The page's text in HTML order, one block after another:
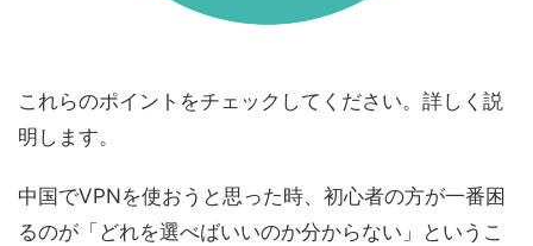
これらのポイントをチェックしてください。詳しく説
明します。
中国でVPNを使おうと思った時、初心者の方が一番困
るのが「どれを選べばいいのか分からない」というこ